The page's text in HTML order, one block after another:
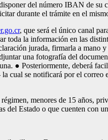
del número IBAN de
durante el trámite en el
, que será el único canal
toda la información en las
jurada, firmarla a
una fotografía del
● Posteriormente, deberá
cual se notificará por el
menores de 15 años,
del Estado o que cuenten con